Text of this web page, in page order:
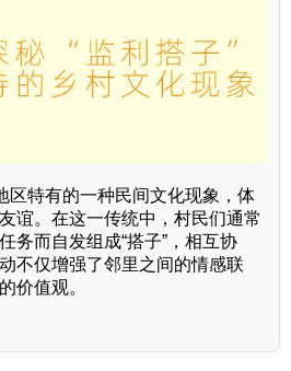
区特有的一种民间文化现象，体
谊。在这一传统中，村民们通常
务而自发组成“搭子”，相互协
不仅增强了邻里之间的情感联
价值观。